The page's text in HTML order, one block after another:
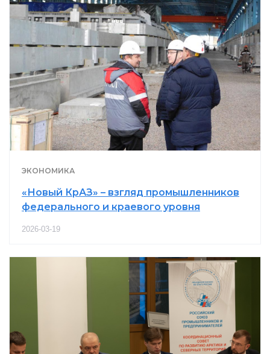
ЭКОНОМИКА
«Новый КрАЗ» – взгляд промышленников
федерального и краевого уровня
2026-03-19